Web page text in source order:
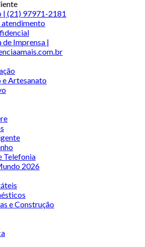
| (21) 97971-2181
atendimento
de Imprensa |
e Artesanato
Telefonia
2026
e Construção